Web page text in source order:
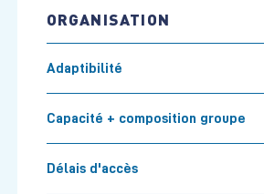
ORGANISATION
Adaptibilité
Capacité + composition groupe
Délais d'accès